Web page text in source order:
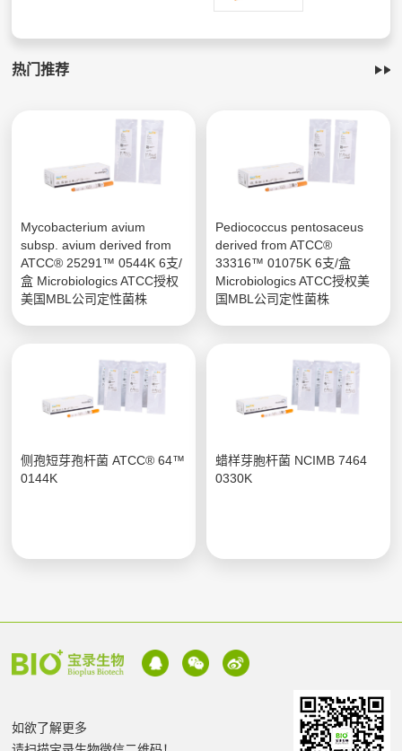
热门推荐
Mycobacterium avium
subsp. avium derived from
ATCC® 25291™ 0544K 6支/
盒 Microbiologics ATCC授权
美国MBL公司定性菌株
Pediococcus pentosaceus
derived from ATCC®
33316™ 01075K 6支/盒
Microbiologics ATCC授权美
国MBL公司定性菌株
侧孢短芽孢杆菌 ATCC® 64™
0144K
蜡样芽胞杆菌 NCIMB 7464
0330K
如欲了解更多